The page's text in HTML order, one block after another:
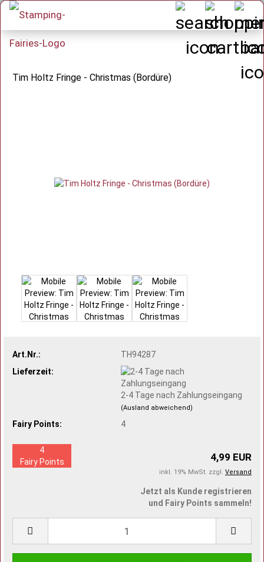
Tim Holtz Fringe - Christmas (Bordüre)
Art.Nr.:
TH94287
Lieferzeit:
2-4 Tage nach Zahlungseingang
(Ausland abweichend)
Fairy Points: 4
4,99 EUR
inkl. 19% MwSt. zzgl. Versand
4
Fairy Points
Jetzt als Kunde registrieren
und Fairy Points sammeln!